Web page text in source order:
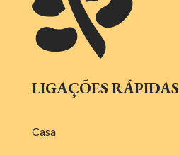
LIGAÇÕES RÁPIDAS
Casa